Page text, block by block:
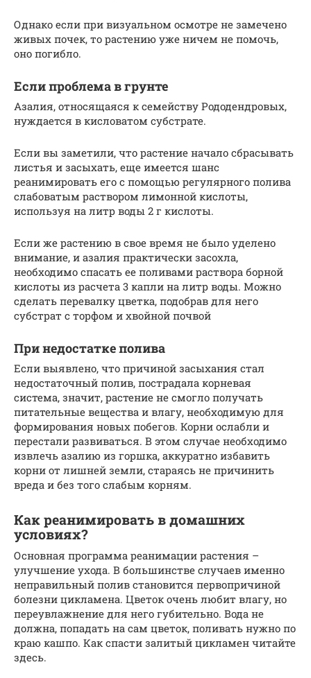
Однако если при визуальном осмотре не замечено
живых почек, то растению уже ничем не помочь,
оно погибло.
Если проблема в грунте
Азалия, относящаяся к семейству Рододендровых,
нуждается в кисловатом субстрате.
Если вы заметили, что растение начало сбрасывать
листья и засыхать, еще имеется шанс
реанимировать его с помощью регулярного полива
слабоватым раствором лимонной кислоты,
используя на литр воды 2 г кислоты.
Если же растению в свое время не было уделено
внимание, и азалия практически засохла,
необходимо спасать ее поливами раствора борной
кислоты из расчета 3 капли на литр воды. Можно
сделать перевалку цветка, подобрав для него
субстрат с торфом и хвойной почвой
При недостатке полива
Если выявлено, что причиной засыхания стал
недостаточный полив, пострадала корневая
система, значит, растение не смогло получать
питательные вещества и влагу, необходимую для
формирования новых побегов. Корни ослабли и
перестали развиваться. В этом случае необходимо
извлечь азалию из горшка, аккуратно избавить
корни от лишней земли, стараясь не причинить
вреда и без того слабым корням.
Как реанимировать в домашних
условиях?
Основная программа реанимации растения –
улучшение ухода. В большинстве случаев именно
неправильный полив становится первопричиной
болезни цикламена. Цветок очень любит влагу, но
переувлажнение для него губительно. Вода не
должна, попадать на сам цветок, поливать нужно по
краю кашпо. Как спасти залитый цикламен читайте
здесь.